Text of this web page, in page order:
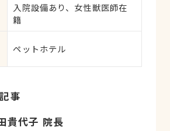
応、健康診断、各種検査、外
科手術
入院設備あり、女性獣医師在
籍
ペットホテル
事
貴代子 院長